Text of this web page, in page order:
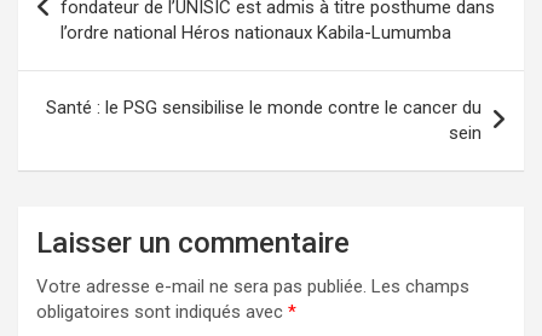
l’article
fondateur de l’UNISIC est admis à titre posthume dans
l’ordre national Héros nationaux Kabila-Lumumba
Santé : le PSG sensibilise le monde contre le cancer du
sein
Laisser un commentaire
Votre adresse e-mail ne sera pas publiée. Les champs
obligatoires sont indiqués avec *